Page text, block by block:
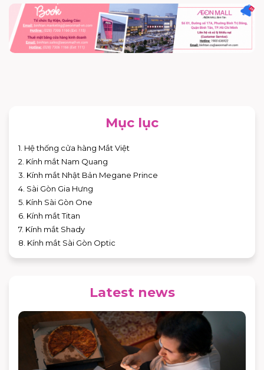
Mục lục
1. Hệ thống cửa hàng Mắt Việt
2. Kính mắt Nam Quang
3. Kính mắt Nhật Bản Megane Prince
4. Sài Gòn Gia Hưng
5. Kính Sài Gòn One
6. Kính mắt Titan
7. Kính mắt Shady
8. Kính mắt Sài Gòn Optic
Latest news